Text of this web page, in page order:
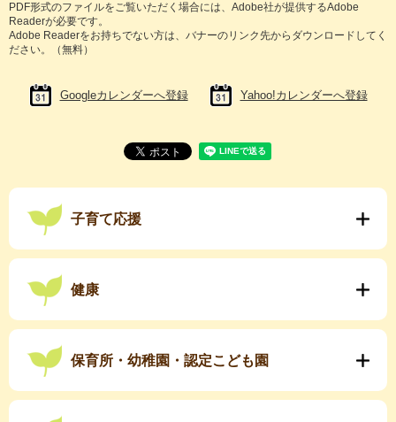
PDF形式のファイルをご覧いただく場合には、Adobe社が提供するAdobe
Readerが必要です。
Adobe Readerをお持ちでない方は、バナーのリンク先からダウンロードしてく
ださい。（無料）
Googleカレンダーへ登録 Yahoo!カレンダーへ登録
子育て応援
健康
保育所・幼稚園・認定こども園